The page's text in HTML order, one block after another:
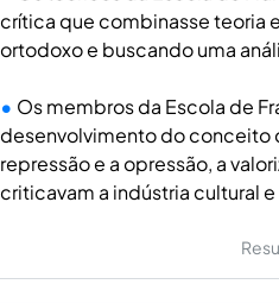
crítica que combinasse teoria
ortodoxo e buscando uma
Os membros da Escola de
desenvolvimento do conceito
repressão e a opressão, a
criticavam a indústria cultural